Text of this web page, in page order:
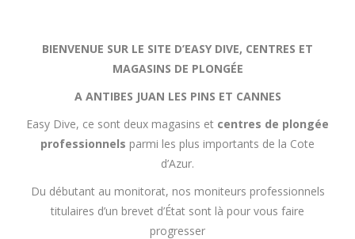
BIENVENUE SUR LE SITE D’EASY DIVE, CENTRES ET
MAGASINS DE PLONGÉE
A ANTIBES JUAN LES PINS ET CANNES
Easy Dive, ce sont deux magasins et centres de plongée
professionnels parmi les plus importants de la Cote
d’Azur.
Du débutant au monitorat, nos moniteurs professionnels
titulaires d’un brevet d’État sont là pour vous faire
progresser